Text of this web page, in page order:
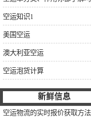
空运知识1
美国空运
澳大利亚空运
空运泡货计算
新鲜信息
空运物流的实时报价获取方法
中东空运
非洲空运
南美空运